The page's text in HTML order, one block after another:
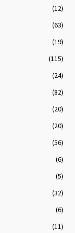
(12)
(63)
(19)
(115)
(24)
(82)
(20)
(20)
(56)
(6)
(5)
(32)
(6)
(11)